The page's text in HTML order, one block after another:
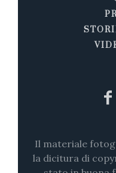
Il materiale
la dicitura di